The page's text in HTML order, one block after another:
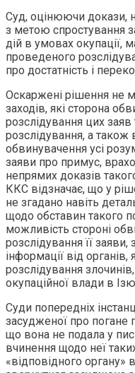
Суд, оцінюючи докази,
з метою спростування
дій в умовах окупації,
проведеного
про достатність і
Оскаржені рішення не
заходів, які сторона
розслідування цих заяв
розслідування, а також
обвинувачення усі
заяви про примус,
непрямих доказів
ККС відзначає, що у
не згадано навіть
щодо обставин такого
можливість стороні
розслідування її
інформації від
розслідування
окупаційної влади в
Суди попередніх
засудженої про погане
що вона не подала у
вчинення щодо неї
«відповідного органу»